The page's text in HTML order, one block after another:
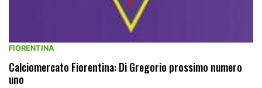
FIORENTINA
Calciomercato Fiorentina: Di Gregorio prossimo numero
uno